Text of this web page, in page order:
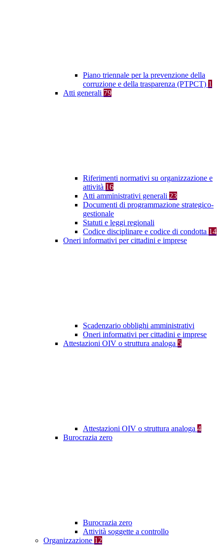
Piano triennale per la prevenzione della
corruzione e della trasparenza (PTPCT) 1
Atti generali 79
Riferimenti normativi su organizzazione e
attività 16
Atti amministrativi generali 23
Documenti di programmazione strategico-
gestionale
Statuti e leggi regionali
Codice disciplinare e codice di condotta 14
Oneri informativi per cittadini e imprese
Scadenzario obblighi amministrativi
Oneri informativi per cittadini e imprese
Attestazioni OIV o struttura analoga 5
Attestazioni OIV o struttura analoga 4
Burocrazia zero
Burocrazia zero
Attività soggette a controllo
Organizzazione 12